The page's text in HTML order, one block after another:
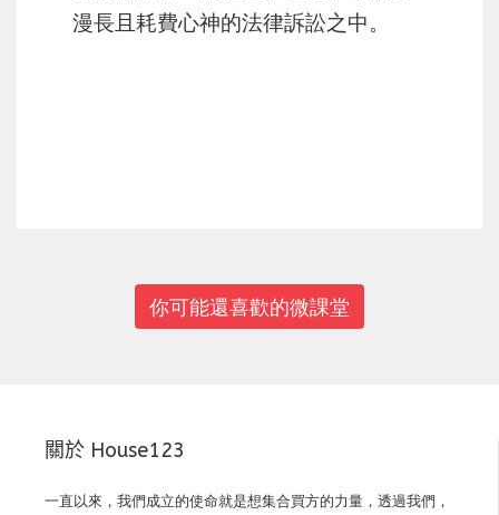
漫長且耗費心神的法律訴訟之中。
你可能還喜歡的微課堂
關於 House123
一直以來，我們成立的使命就是想集合買方的力量，透過我們，